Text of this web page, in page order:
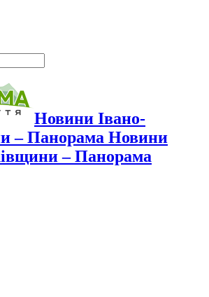
Новини Івано-
– Панорама Новини
– Панорама